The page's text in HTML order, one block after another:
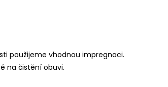
použijeme vhodnou impregnaci.
na čistění obuvi.